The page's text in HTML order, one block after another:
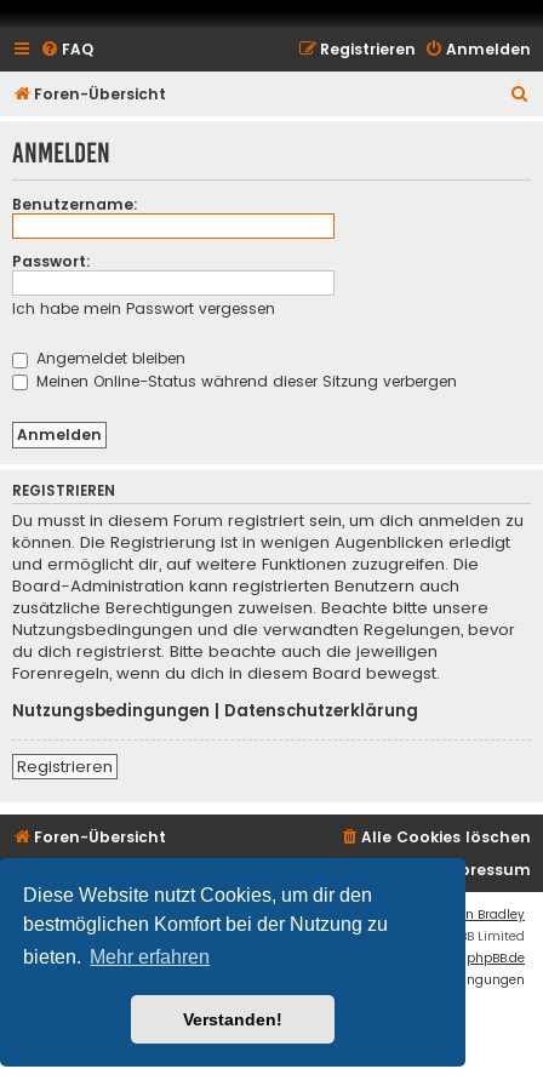
Diese Website nutzt Cookies, um dir den
bestmöglichen Komfort bei der Nutzung zu
bieten. Mehr erfahren
Verstanden!
FAQ Anmelden
Registrieren
Foren-Übersicht
h
Anmelden
Benutzername:
Passwort:
Ich habe mein Passwort vergessen
Angemeldet bleiben
Meinen Online-Status während dieser Sitzung verbergen
REGISTRIEREN
Du musst in diesem Forum registriert sein, um dich anmelden zu
können. Die Registrierung ist in wenigen Augenblicken erledigt
und ermöglicht dir, auf weitere Funktionen zuzugreifen. Die
Board-Administration kann registrierten Benutzern auch
zusätzliche Berechtigungen zuweisen. Beachte bitte unsere
Nutzungsbedingungen und die verwandten Regelungen, bevor
du dich registrierst. Bitte beachte auch die jeweiligen
Forenregeln, wenn du dich in diesem Board bewegst.
Nutzungsbedingungen
Datenschutzerklärung
Registrieren
Foren-Übersicht
Alle Cookies löschen
Kontakt/Impressum
Ian Bradley
Powered by phpBB® Forum Software © phpBB Limited
phpBB.de
Nutzungsbedingungen